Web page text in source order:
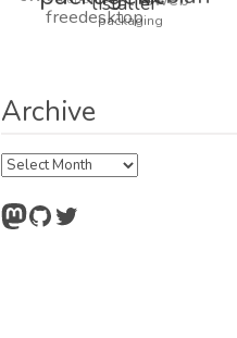
listaller
freedesktop
packaging
Archive
Archive
Mastodon
GitHub
Twitter